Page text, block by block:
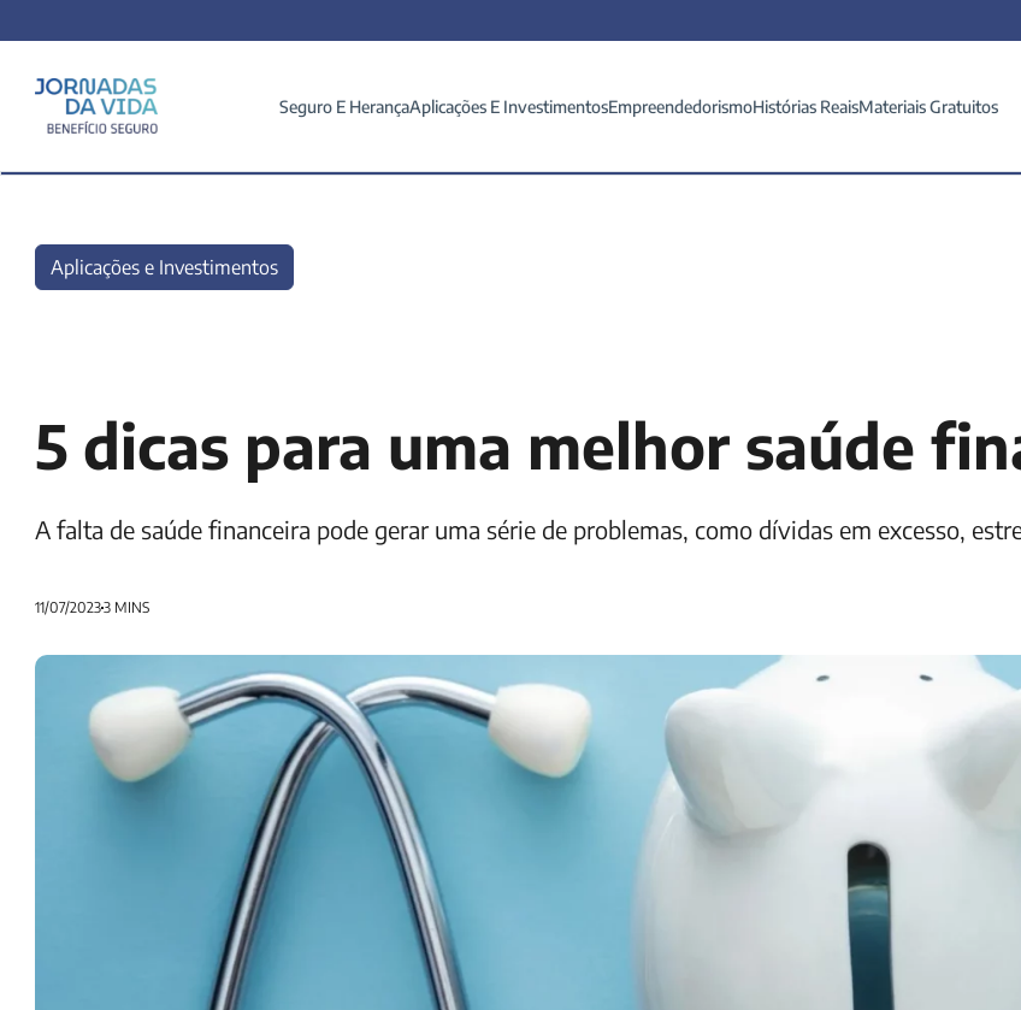
Seguro E HerançaAplicações E InvestimentosEmpreendedorismoHistórias ReaisMateriais Gratuitos
Aplicações e Investimentos
5 dicas para uma melhor saúde
A falta de saúde financeira pode gerar uma série de problemas, como dívidas em excesso,
11/07/20233 MINS